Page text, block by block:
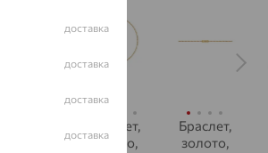
Браслет,
золото,
Браслет,
золото,
доставка
доставка
доставка
доставка